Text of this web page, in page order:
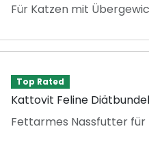
Für Katzen mit
Top Rated
Kattovit Feline
Fettarmes Nassfutter